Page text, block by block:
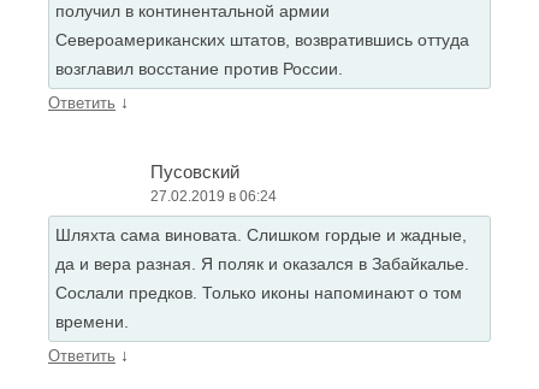
получил в континентальной армии
Североамериканских штатов, возвратившись оттуда
возглавил восстание против России.
Ответить ↓
Пусовский
27.02.2019 в 06:24
Шляхта сама виновата. Слишком гордые и жадные,
да и вера разная. Я поляк и оказался в Забайкалье.
Сослали предков. Только иконы напоминают о том
времени.
Ответить ↓